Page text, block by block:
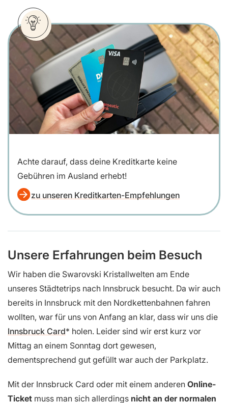
Achte darauf, dass deine Kreditkarte keine
Gebühren im Ausland erhebt!
zu unseren Kreditkarten-Empfehlungen
Unsere Erfahrungen beim Besuch
Wir haben die Swarovski Kristallwelten am Ende
unseres Städtetrips nach Innsbruck besucht. Da wir auch
bereits in Innsbruck mit den Nordkettenbahnen fahren
wollten, war für uns von Anfang an klar, dass wir uns die
Innsbruck Card
holen. Leider sind wir erst kurz vor
Mittag an einem Sonntag dort gewesen,
dementsprechend gut gefüllt war auch der Parkplatz.
Mit der Innsbruck Card oder mit einem anderen Online-
Ticket muss man sich allerdings nicht an der normalen